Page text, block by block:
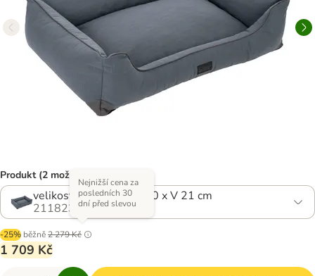
Produkt (2 možností)
velikost M: D 100 x Š 70 x V 21 cm
2118234.0
-25% běžně2 279 Kč
Nejnižší cena za
posledních 30
dní před slevou
1 709 Kč